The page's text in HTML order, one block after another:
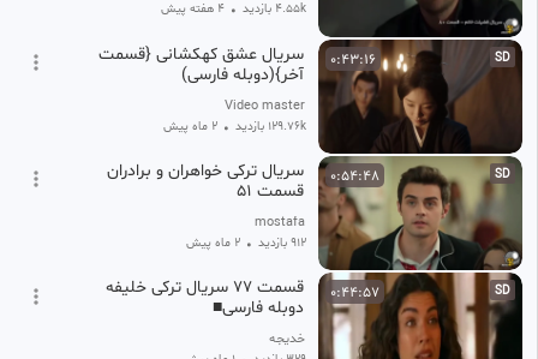
4.55k بازدید • ۴ هفته پیش
SD
0:43:16
سریال عشق کهکشانی {قسمت
آخر}(دوبله فارسی)
Video master
129.76k بازدید • 2 ماه پیش
SD
0:54:48
سریال ترکی خواهران و برادران
قسمت 51
mostafa
912 بازدید • 2 ماه پیش
SD
0:44:57
قسمت ۷۷ سریال ترکی خلیفه
دوبله فارسی■
خدیجه